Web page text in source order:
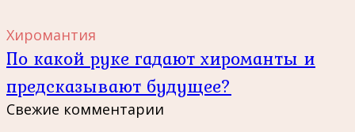
Хиромантия
По какой руке гадают хироманты и
предсказывают будущее?
Свежие комментарии